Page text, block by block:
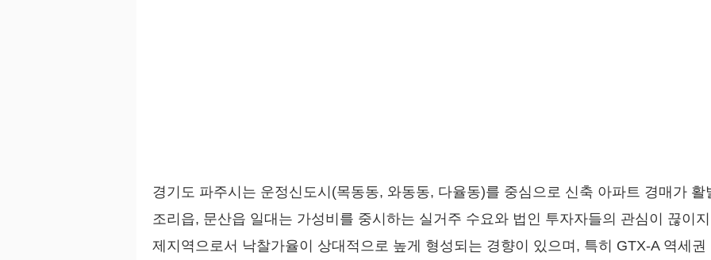
경기도 파주시는 운정신도시(목동동, 와동동, 다율동)를 중심으로 신축 아파트 경매가
조리읍, 문산읍 일대는 가성비를 중시하는 실거주 수요와 법인 투자자들의 관심이 끊이
제지역으로서 낙찰가율이 상대적으로 높게 형성되는 경향이 있으며, 특히 GTX-A 역세